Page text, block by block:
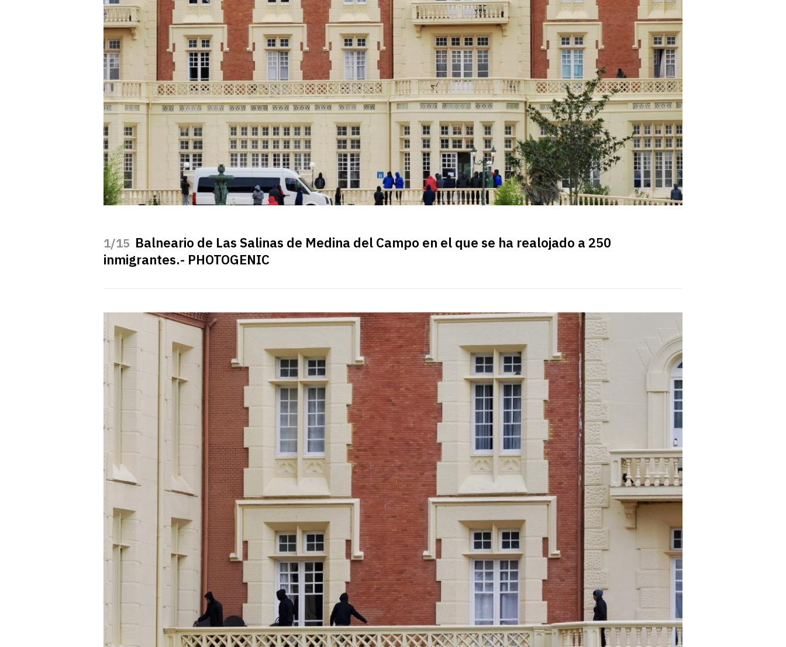
/15 Balneario de Las Salinas de Medina del Campo en el que se ha realojado a 250
inmigrantes.- PHOTOGENIC